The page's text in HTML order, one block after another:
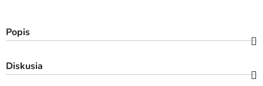
Popis
Diskusia